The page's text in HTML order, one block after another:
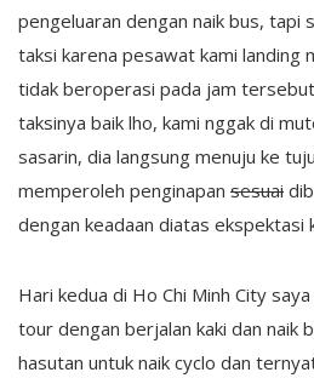
pengeluaran dengan naik bus, tapi
taksi karena pesawat kami landing
tidak beroperasi pada jam
taksinya baik lho, kami nggak di
sasarin, dia langsung menuju ke
memperoleh penginapan sesuai
dengan keadaan diatas ekspektasi
Hari kedua di Ho Chi Minh City
tour dengan berjalan kaki dan naik
hasutan untuk naik cyclo dan